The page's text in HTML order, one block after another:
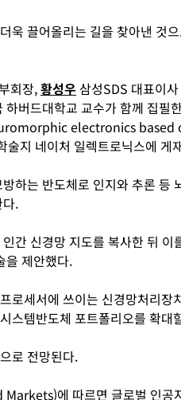
욱 끌어올리는 길을 찾아낸 것
회장,황성우 삼성SDS 대표이
버드대학교 교수가 함께 집필
electronics based
지 네이처 일렉트로닉스에 게
하는 반도체로 인지와 추론 등
.
간 신경망 지도를 복사한 뒤 이
을 제안했다.
로세서에 쓰이는 신경망처리장
스템반도체 포트폴리오를 확대
로 전망된다.
에 따르면 글로벌 인공